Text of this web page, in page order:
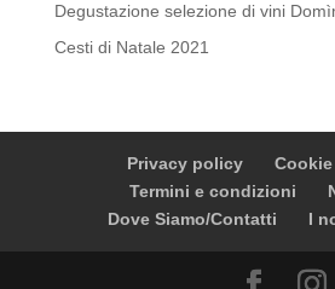
Degustazione selezione di vini
Cesti di Natale 2021
Privacy policy
Termini e condizioni
Dove Siamo/Contatti
I